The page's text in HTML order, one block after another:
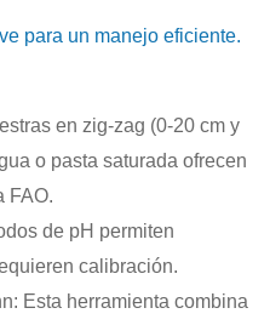
para un manejo eficiente.
en zig-zag (0-20 cm y
o pasta saturada ofrecen
FAO.
de pH permiten
calibración.
: Esta herramienta combina